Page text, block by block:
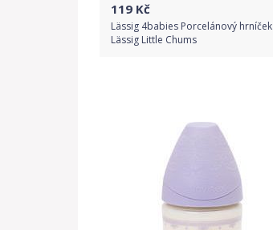
119 Kč
Lässig 4babies Porcelánový hrníček
Lässig Little Chums
Detail produktu